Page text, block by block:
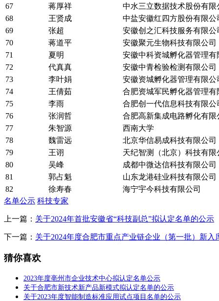
67
蒋厚祥
中水三立数据技术股份有限
68
王贤成
中盐安徽红四方股份有限公
69
张超
安徽创之汇科技服务有限公
70
蒋道平
安徽聚元生物科技有限公司
71
夏明
安徽中科资城孵化器管理有
72
代真真
安徽中青检验检测有限公司
73
李叶娟
安徽资城孵化器管理有限公
74
王倩茹
合肥资城军民孵化器管理有
75
李雨
合肥创一代信息科技有限公
76
张润哲
合肥高新集成电路孵化有限
77
朱智源
西南大学
78
魏雷远
北京华信易成科技有限公司
79
王诩
天纪智测（北京）科技有限
80
吴峰
成都中微达信科技有限公司
81
郭占魁
山东龙港硅业科技有限公司
82
徐寿春
海宁宇今科技有限公司
名单公示 科技专家
上一篇： 关于2024年首批安徽省“科技副总”拟认定名单的公示
下一篇： 关于2024年度合肥市重点产业链企业（第一批）新入
猜你喜欢
2023年度亳州市企业技术中心拟认定名单公示
关于合肥市新技术新产品新模式拟认定名单的公示
关于2023年度智能制造标准应用试点项目名单的公示